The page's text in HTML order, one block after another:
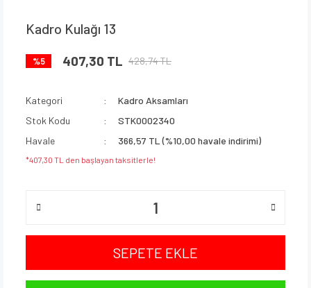
Kadro Kulağı 13
%5 407,30 TL 428,74 TL
Kategori
Kadro Aksamları
Stok Kodu
STK0002340
Havale
366,57 TL (%10,00 havale indirimi)
*407,30 TL den başlayan taksitlerle!
SEPETE EKLE